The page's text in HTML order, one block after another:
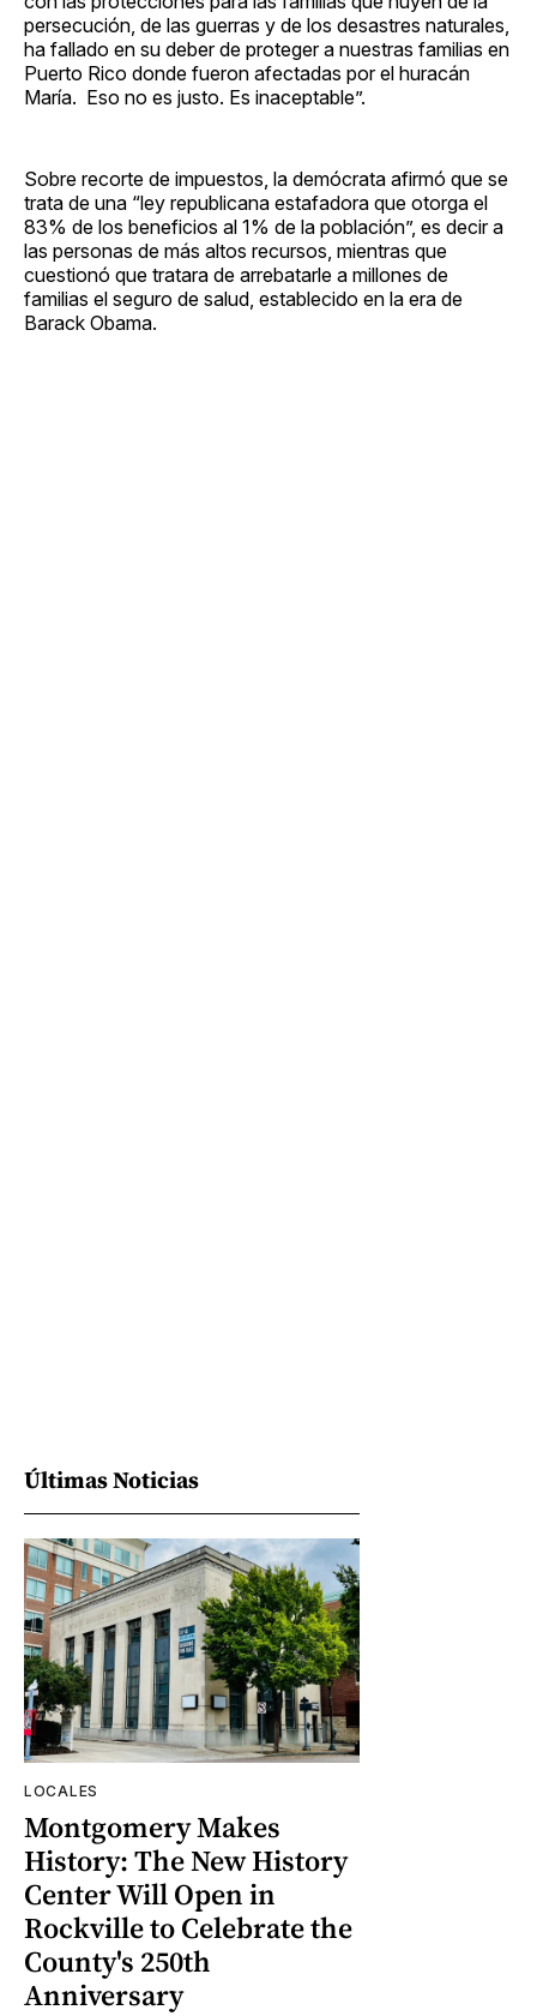
persecución, de las guerras y de los desastres naturales,
ha fallado en su deber de proteger a nuestras familias en
Puerto Rico donde fueron afectadas por el huracán
María. Eso no es justo. Es inaceptable”.
Sobre recorte de impuestos, la demócrata afirmó que se
trata de una “ley republicana estafadora que otorga el
83% de los beneficios al 1% de la población”, es decir a
las personas de más altos recursos, mientras que
cuestionó que tratara de arrebatarle a millones de
familias el seguro de salud, establecido en la era de
Barack Obama.
Últimas Noticias
LOCALES
Montgomery Makes
History: The New History
Center Will Open in
Rockville to Celebrate the
County's 250th
Anniversary